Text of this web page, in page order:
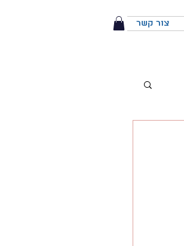
צור קשר